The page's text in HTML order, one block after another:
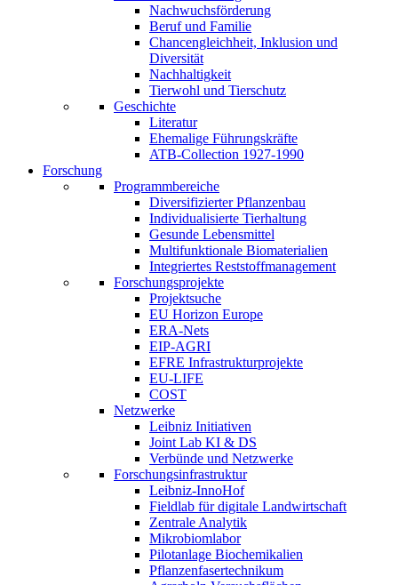
Nachwuchsförderung
Beruf und Familie
Chancengleichheit, Inklusion und
Diversität
Nachhaltigkeit
Tierwohl und Tierschutz
Geschichte
Literatur
Ehemalige Führungskräfte
ATB-Collection 1927-1990
Forschung
Programmbereiche
Diversifizierter Pflanzenbau
Individualisierte Tierhaltung
Gesunde Lebensmittel
Multifunktionale Biomaterialien
Integriertes Reststoffmanagement
Forschungsprojekte
Projektsuche
EU Horizon Europe
ERA-Nets
EIP-AGRI
EFRE Infrastrukturprojekte
EU-LIFE
COST
Netzwerke
Leibniz Initiativen
Joint Lab KI & DS
Verbünde und Netzwerke
Forschungsinfrastruktur
Leibniz-InnoHof
Fieldlab für digitale Landwirtschaft
Zentrale Analytik
Mikrobiomlabor
Pilotanlage Biochemikalien
Pflanzenfasertechnikum